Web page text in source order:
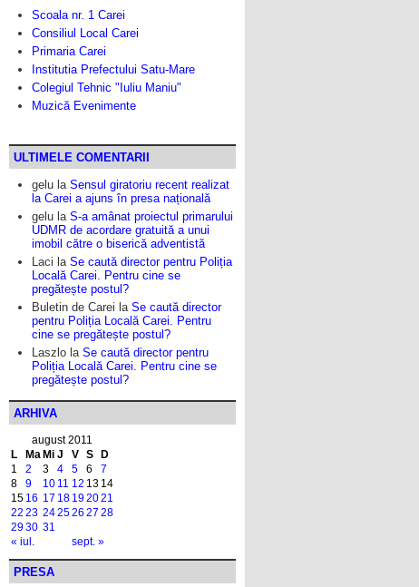
Scoala nr. 1 Carei
Consiliul Local Carei
Primaria Carei
Institutia Prefectului Satu-Mare
Colegiul Tehnic "Iuliu Maniu"
Muzică Evenimente
ULTIMELE COMENTARII
gelu la Sensul giratoriu recent realizat
la Carei a ajuns în presa națională
gelu la S-a amânat proiectul primarului
UDMR de acordare gratuită a unui
imobil către o biserică adventistă
Laci la Se caută director pentru Poliția
Locală Carei. Pentru cine se
pregătește postul?
Buletin de Carei la Se caută director
pentru Poliția Locală Carei. Pentru
cine se pregătește postul?
Laszlo la Se caută director pentru
Poliția Locală Carei. Pentru cine se
pregătește postul?
ARHIVA
august 2011
L
Ma Mi J V S D
« iul. sept. »
1 2 3 4 5 6
7
8
9 10 11 12 13 14
15 16 17 18 192021
22 23 242526 27 28
2930 31
PRESA